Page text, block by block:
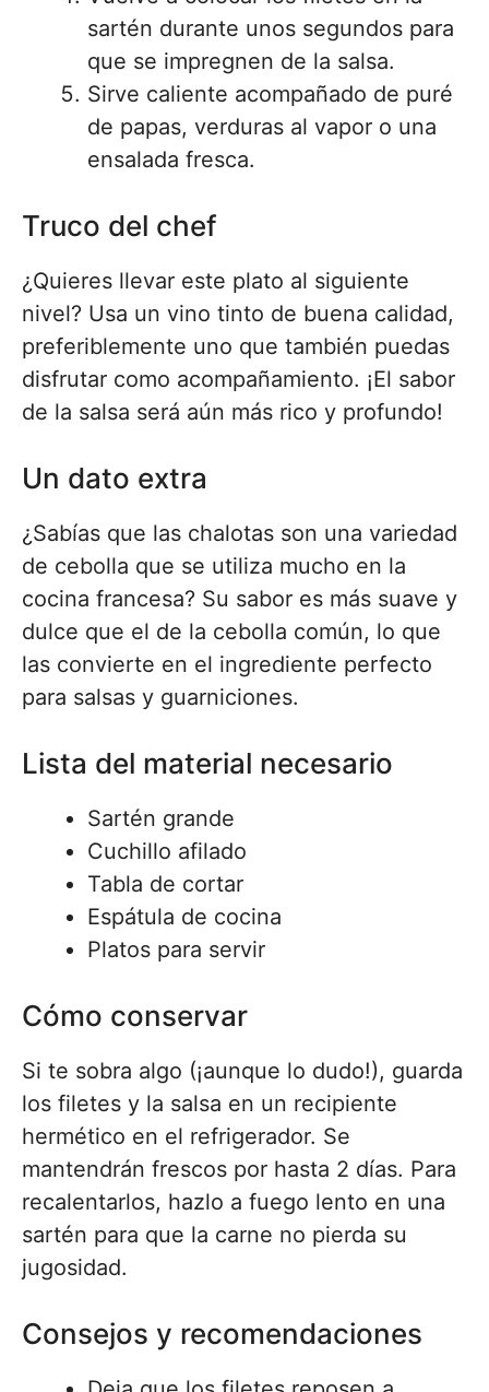
sartén durante unos segundos para
que se impregnen de la salsa.
Sirve caliente acompañado de puré
de papas, verduras al vapor o una
ensalada fresca.
Truco del chef
¿Quieres llevar este plato al siguiente
nivel? Usa un vino tinto de buena calidad,
preferiblemente uno que también puedas
disfrutar como acompañamiento. ¡El sabor
de la salsa será aún más rico y profundo!
Un dato extra
¿Sabías que las chalotas son una variedad
de cebolla que se utiliza mucho en la
cocina francesa? Su sabor es más suave y
dulce que el de la cebolla común, lo que
las convierte en el ingrediente perfecto
para salsas y guarniciones.
Lista del material necesario
Sartén grande
Cuchillo afilado
Tabla de cortar
Espátula de cocina
Platos para servir
Cómo conservar
Si te sobra algo (¡aunque lo dudo!), guarda
los filetes y la salsa en un recipiente
hermético en el refrigerador. Se
mantendrán frescos por hasta 2 días. Para
recalentarlos, hazlo a fuego lento en una
sartén para que la carne no pierda su
jugosidad.
Consejos y recomendaciones